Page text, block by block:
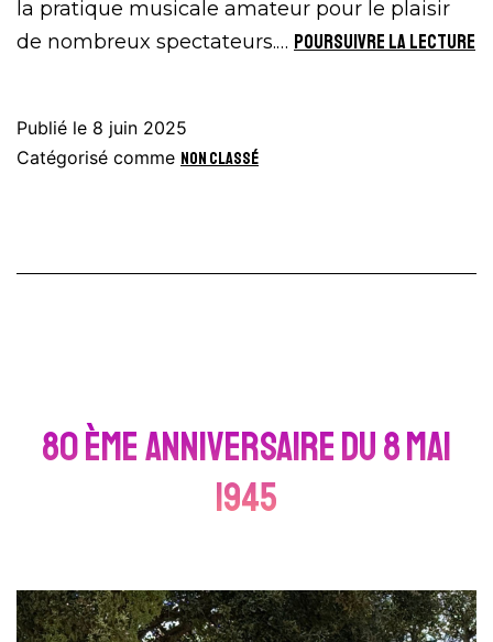
la pratique musicale amateur pour le plaisir
de nombreux spectateurs.… Poursuivre la lecture
Publié le 8 juin 2025
Catégorisé comme Non classé
80 ème anniversaire du 8 mai
1945